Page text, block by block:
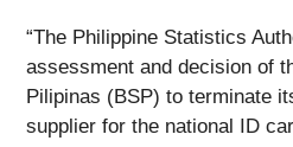
“The Philippine Statistics
assessment and decision of
Pilipinas (BSP) to terminate
supplier for the national ID